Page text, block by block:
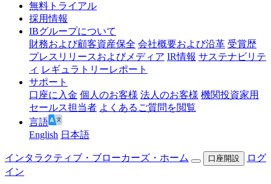
無料トライアル
採用情報
IBグループについて
財務および顧客資産保全 会社概要および沿革 受賞歴
プレスリリースおよびメディア IR情報 サステナビリテ
ィ レギュラトリーレポート
サポート
口座に入金 個人のお客様 法人のお客様 機関投資家用
セールス担当者 よくあるご質問を閲覧
言語
English 日本語
インタラクティブ・ブローカーズ・ホーム 口座開設
ログ
イン